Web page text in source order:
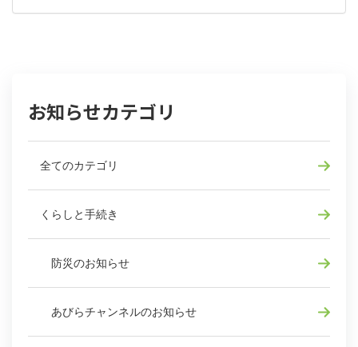
お知らせカテゴリ
全てのカテゴリ
くらしと手続き
防災のお知らせ
あびらチャンネルのお知らせ